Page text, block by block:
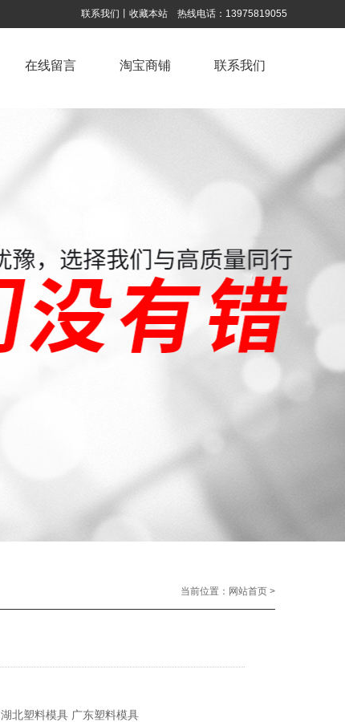
联系我们 收藏本站 热线电话： 13975819055
在线留言 淘宝商铺 联系我们
当前位置： 网站首页 >
湖北塑料模具 广东塑料模具